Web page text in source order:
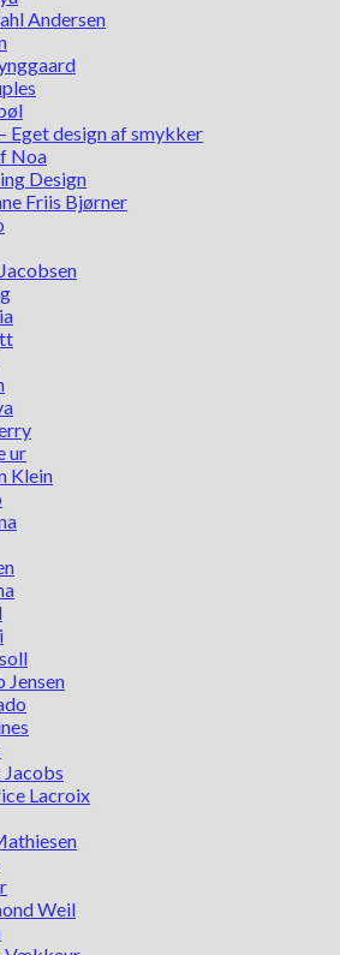
Andersen
Eget design af smykker
Noa
Design
Friis Bjørner
ur
Klein
Jensen
Lacroix
Weil